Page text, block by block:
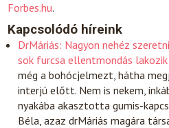
Forbes.hu.
Kapcsolódó híreink
DrMáriás: Nagyon nehéz
sok furcsa ellentmondás lakozik
még a bohócjelmezt, hátha
interjú előtt. Nem is nekem,
nyakába akasztotta gumis-
Béla, azaz drMáriás magára